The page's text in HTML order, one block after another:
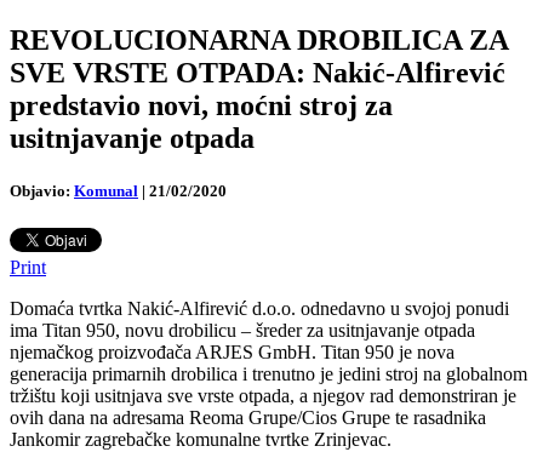
REVOLUCIONARNA DROBILICA ZA
SVE VRSTE OTPADA: Nakić-Alfirević
predstavio novi, moćni stroj za
usitnjavanje otpada
Objavio: Komunal | 21/02/2020
Print
Domaća tvrtka Nakić-Alfirević d.o.o. odnedavno u svojoj ponudi
ima Titan 950, novu drobilicu – šreder za usitnjavanje otpada
njemačkog proizvođača ARJES GmbH. Titan 950 je nova
generacija primarnih drobilica i trenutno je jedini stroj na globalnom
tržištu koji usitnjava sve vrste otpada, a njegov rad demonstriran je
ovih dana na adresama Reoma Grupe/Cios Grupe te rasadnika
Jankomir zagrebačke komunalne tvrtke Zrinjevac.